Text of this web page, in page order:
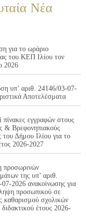
Νέα
για το ωράριο
του ΚΕΠ Ιλίου τον
2026
υπ’ αριθ. 24146/03-07-
Αποτελέσματα
πίνακες εγγραφών στους
& Βρεφονηπιακούς
του Δήμου Ιλίου για το
2026-2027
προσωρινών
της υπ’ αριθ.
2026 ανακοίνωσης για
προσωπικού σε
καθαρισμού σχολικών
έτους 2026-